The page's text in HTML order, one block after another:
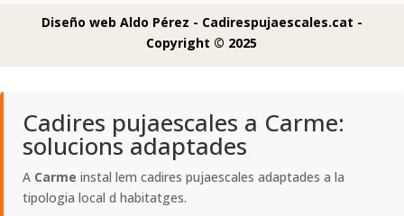
Diseño web Aldo Pérez - Cadirespujaescales.cat -
Copyright © 2025
Cadires pujaescales a Carme:
solucions adaptades
A Carme instal lem cadires pujaescales adaptades a la
tipologia local d habitatges.